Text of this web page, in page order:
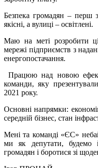
Безпека громадян – перш
якісні, а вулиці – освітлені.
Маю на меті розробити
мережі підприємств з
енергопостачання.
Працюю над новою
команди, яку
2021 року.
Основні напрямки:
середній бізнес, стан
Мені та команді «ЄС»
ми як депутати, будемо
громадян і боротися зі